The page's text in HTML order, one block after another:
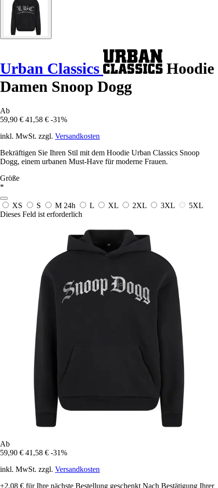
Urban Classics
Hoodie
Damen Snoop Dogg
Ab
59,90 € 41,58 € -31%
inkl. MwSt. zzgl. Versandkosten
Bekräftigen Sie Ihren Stil mit dem Hoodie Urban Classics Snoop
Dogg, einem urbanen Must-Have für moderne Frauen.
Größe
*
XS S M 24h L XL 2XL 3XL
5XL
Dieses Feld ist erforderlich
Ab
59,90 € 41,58 € -31%
inkl. MwSt. zzgl. Versandkosten
+2,08 € für Ihre nächste Bestellung geschenkt Nach Bestätigung Ihrer